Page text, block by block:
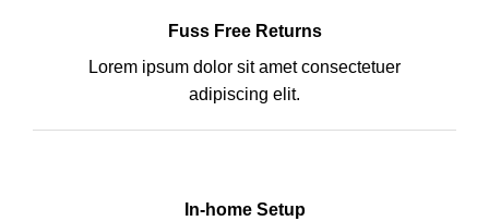
Fuss Free Returns
Lorem ipsum dolor sit amet consectetuer
adipiscing elit.
In-home Setup